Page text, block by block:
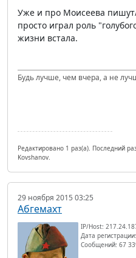
Уже и про Моисеева
просто играл роль
жизни встала.
Будь лучше, чем вчера, а не
Редактировано 1 раз(а). Последний
Kovshanov.
29 ноября 2015 03:25
Абгемахт
IP/Host:
Дата
Сообщений: 67